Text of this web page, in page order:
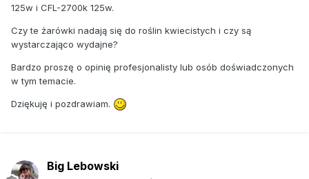
125w i CFL-2700k 125w.
Czy te żarówki nadają się do roślin kwiecistych i czy są
wystarczająco wydajne?
Bardzo proszę o opinię profesjonalisty lub osób doświadczonych
w tym temacie.
Dziękuję i pozdrawiam.
Big Lebowski